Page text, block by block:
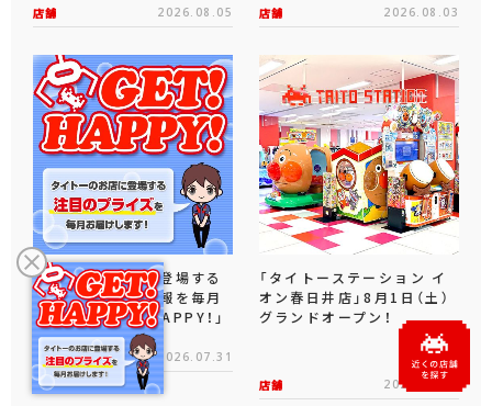
店舗 2026.08.05 店舗 2026.08.03
タイトーのお店に登場する
注目のプライズ情報を毎月
お届け！「GET！ HAPPY！」
店舗 2026.07.31
「タイトーステーション イ
オン春日井店」8月1日（土）
グランドオープン！
店舗 2026.07.31